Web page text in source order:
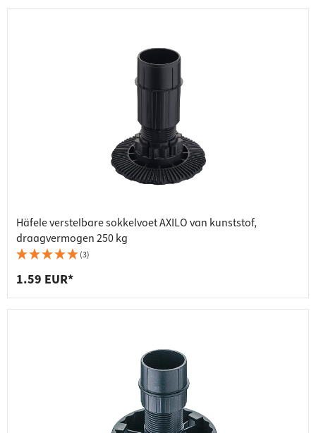
Häfele verstelbare sokkelvoet AXILO van kunststof,
draagvermogen 250 kg
(3)
1.59 EUR*